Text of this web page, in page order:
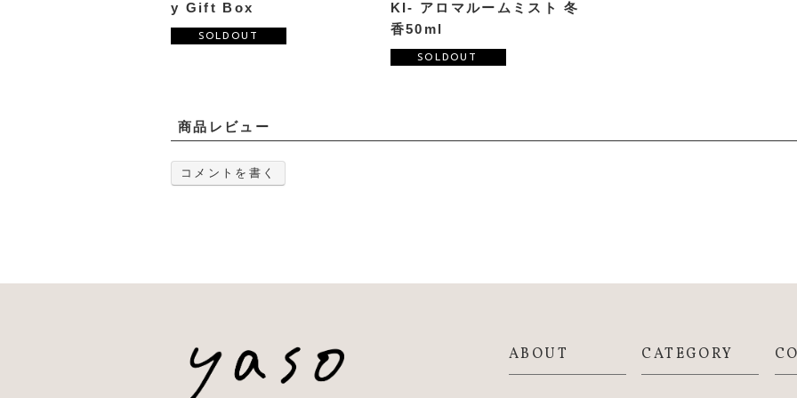
y Gift Box
SOLDOUT
KI- アロマルームミスト 冬
香50ml
SOLDOUT
商品レビュー
コメントを書く
ABOUT CATEGORY